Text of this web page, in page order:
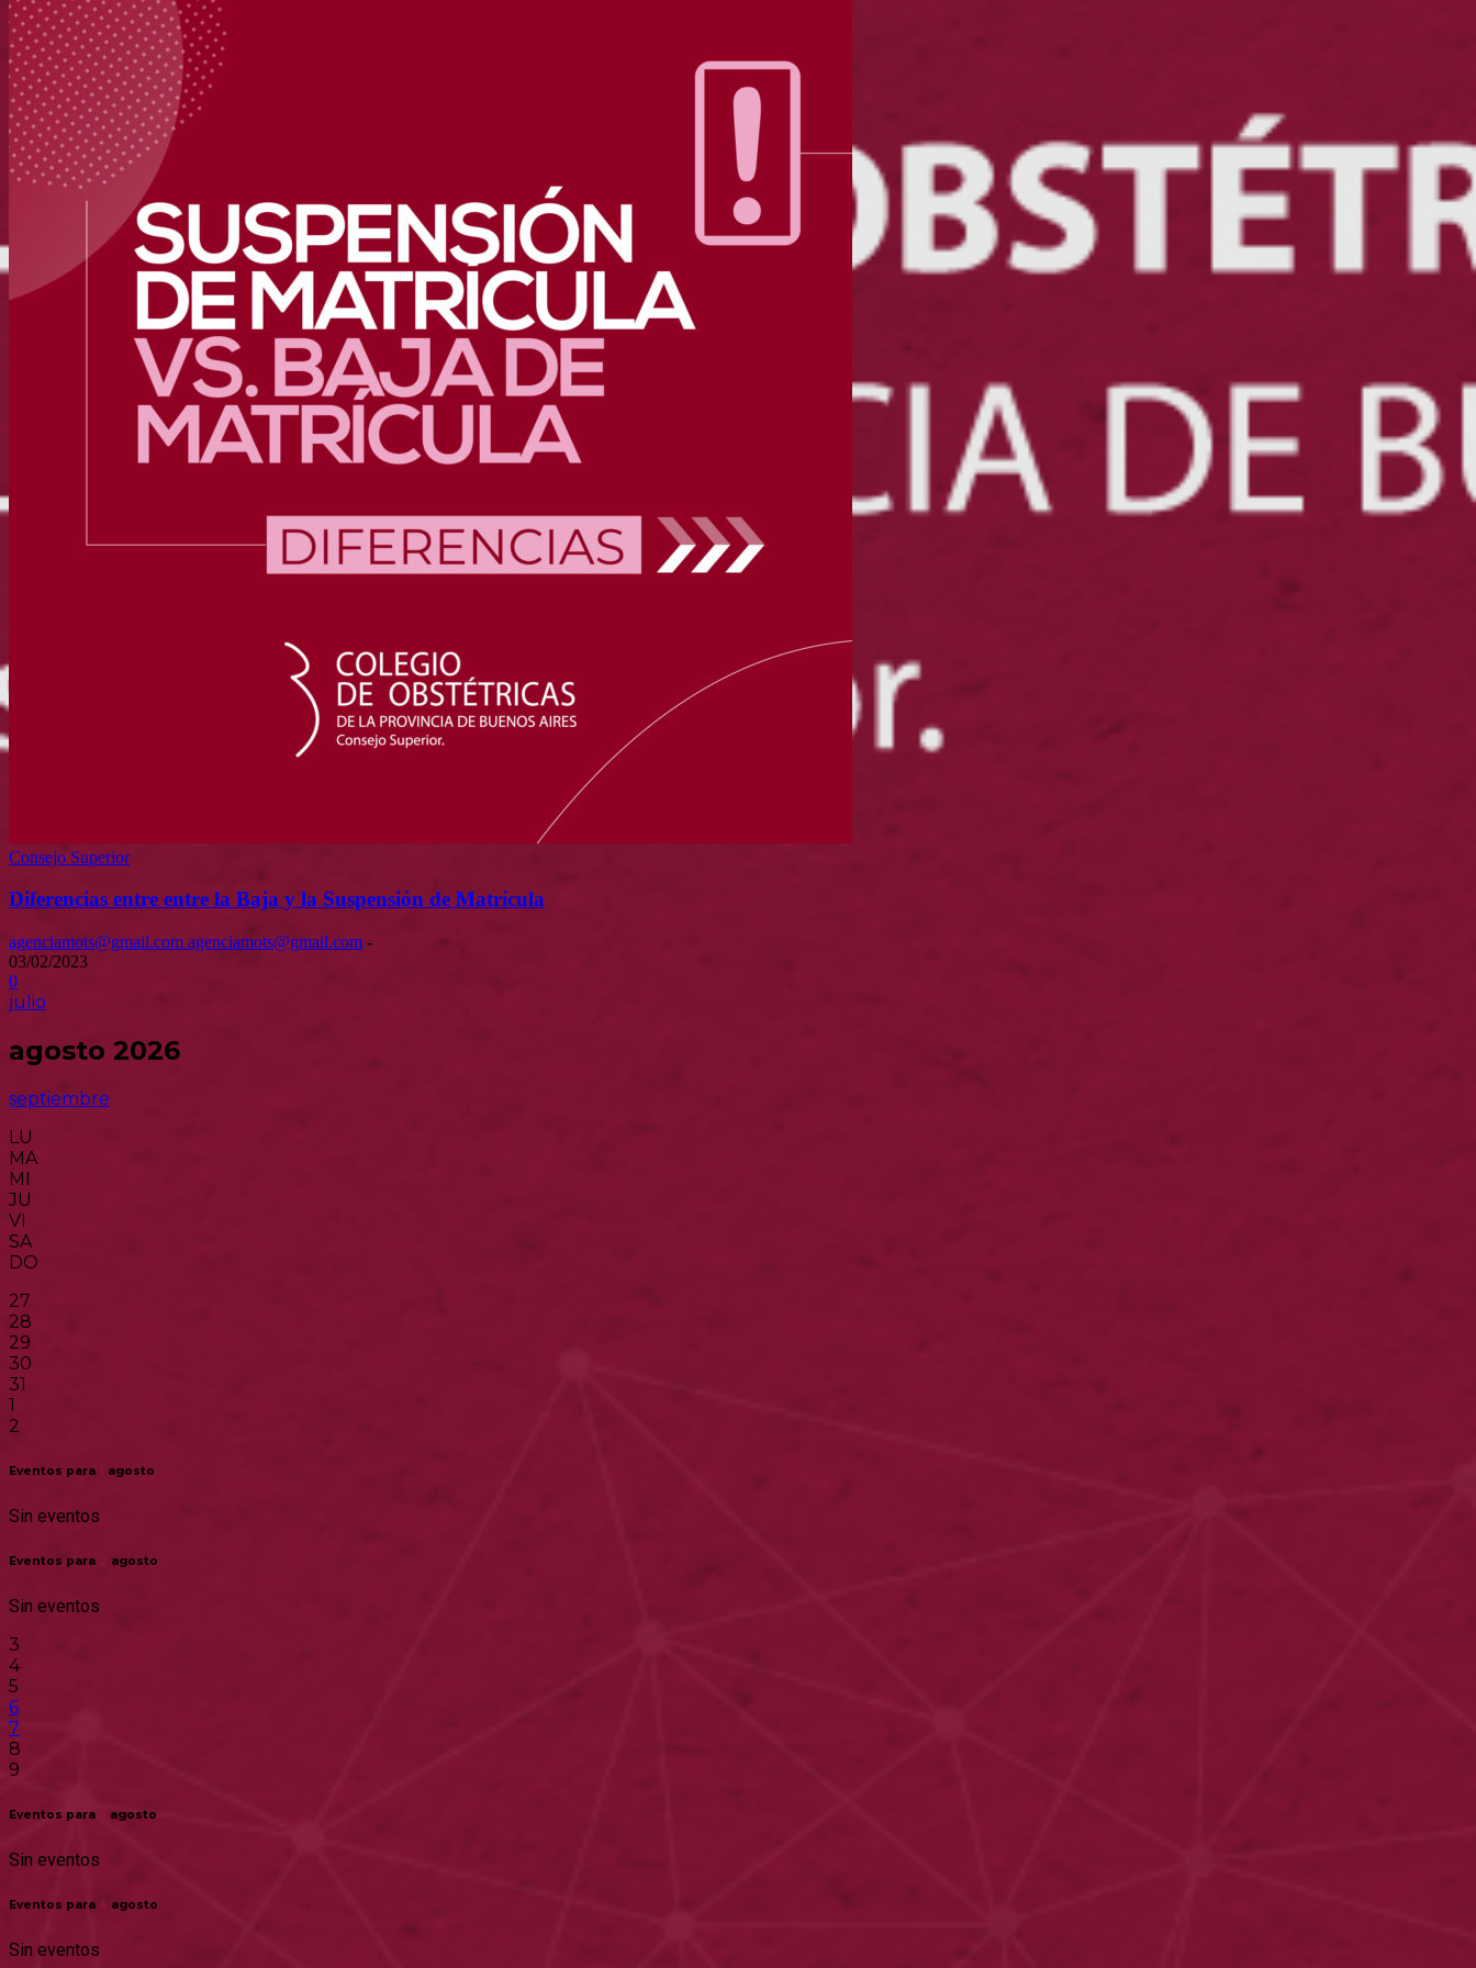
Consejo Superior
Diferencias entre entre la Baja y la Suspensión de Matrícula
agenciamots@gmail.com agenciamots@gmail.com -
03/02/2023
0
julio
agosto 2026
septiembre
LU
MA
MI
JU
VI
SA
DO
27
28
29
30
31
1
2
Eventos para agosto
Sin eventos
Eventos para agosto
Sin eventos
3
4
5
6
7
8
9
Eventos para agosto
Sin eventos
Eventos para 4 agosto
Sin eventos